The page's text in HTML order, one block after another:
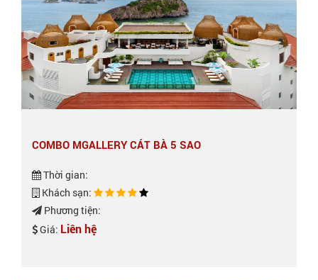
COMBO MGALLERY CÁT BÀ 5 SAO
Thời gian:
Khách sạn:
Phương tiện:
Giá: Liên hệ